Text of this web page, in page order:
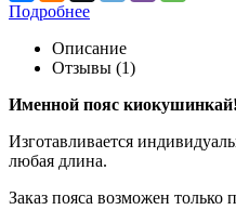
Подробнее
Описание
Отзывы (1)
Именной пояс киокушинкай!
Изготавливается
любая длина.
Заказ пояса возможен только